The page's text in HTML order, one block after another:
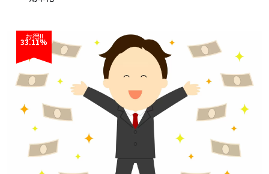
お得!!
33.11%